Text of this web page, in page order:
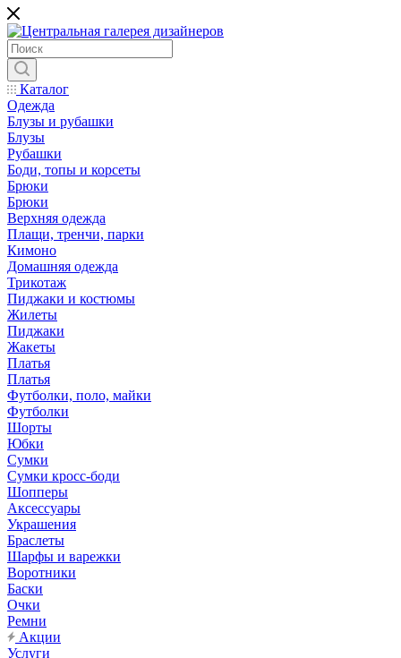
Каталог
Одежда
Блузы и рубашки
Блузы
Рубашки
Боди, топы и корсеты
Брюки
Брюки
Верхняя одежда
Плащи, тренчи, парки
Кимоно
Домашняя одежда
Трикотаж
Пиджаки и костюмы
Жилеты
Пиджаки
Жакеты
Платья
Платья
Футболки, поло, майки
Футболки
Шорты
Юбки
Сумки
Сумки кросс-боди
Шопперы
Аксессуары
Украшения
Браслеты
Шарфы и варежки
Воротники
Баски
Очки
Ремни
Акции
Услуги